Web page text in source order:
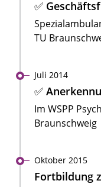
✅
TU
Juli 2014
✅
Im WSPP
Braunschweig
Oktober 2015
Fortbildung